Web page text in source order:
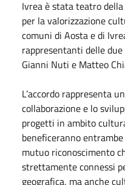
Ivrea è stata teatro
per la valorizzazione
comuni di Aosta e di
rappresentanti delle
Gianni Nuti e Matteo
L’accordo rappresenta
collaborazione e lo
progetti in ambito
beneficeranno
mutuo riconoscimento
strettamente connessi
geografica, ma anche